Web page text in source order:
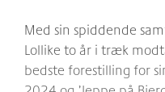
Med sin spiddende
Lollike to år i træk
bedste forestilling for